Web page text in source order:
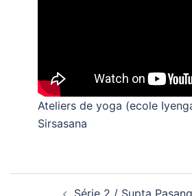
Ateliers de yoga (ecole
Sirsasana